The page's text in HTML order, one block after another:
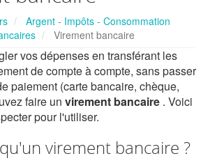
Argent - Impôts - Consommation
Virement bancaire
vos dépenses en transférant les
de compte à compte, sans passer
paiement (carte bancaire, chèque,
faire un virement bancaire . Voici
pour l'utiliser.
virement bancaire ?